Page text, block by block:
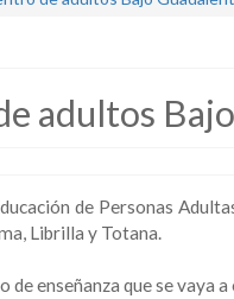
adultos
de Personas
Librilla y Totana.
de enseñanza que se vaya